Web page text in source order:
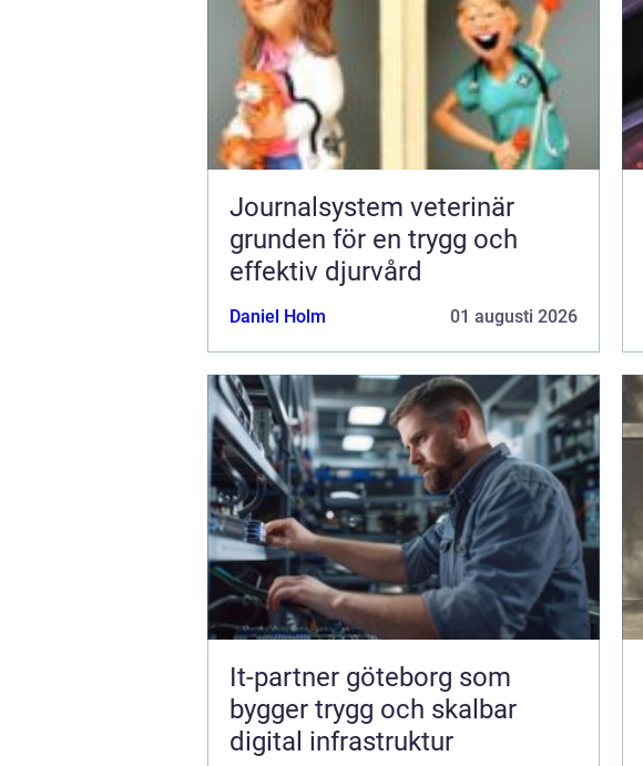
Journalsystem veterinär
grunden för en trygg och
effektiv djurvård
Daniel Holm 01 augusti 2026
It-partner göteborg som
bygger trygg och skalbar
digital infrastruktur